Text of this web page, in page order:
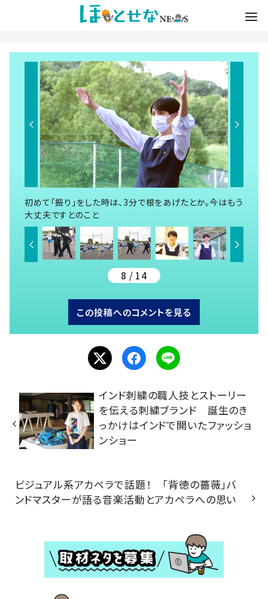
初めて「振り」をした時は、3分で根をあげたとか。今はもう
大丈夫ですとのこと
8 / 14
この投稿へのコメントを見る
インド刺繍の職人技とストーリー
を伝える刺繍ブランド 誕生のき
っかけはインドで開いたファッショ
ンショー
ビジュアル系アカペラで話題！ 「背徳の薔薇」バ
ンドマスターが語る音楽活動とアカペラへの思い